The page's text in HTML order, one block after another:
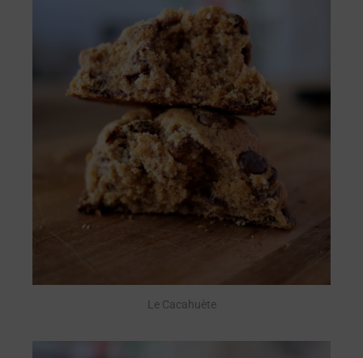
Le Cacahuète